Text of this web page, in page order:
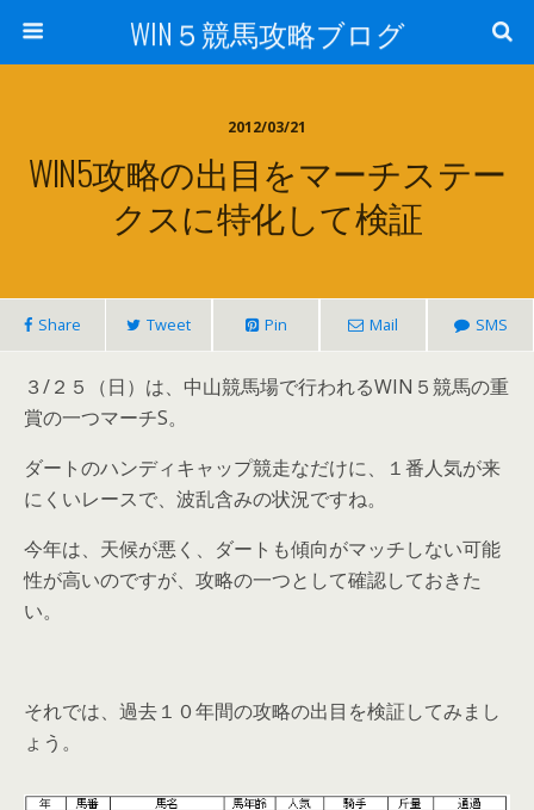
WIN５競馬攻略ブログ
2012/03/21
WIN5攻略の出目をマーチステー
クスに特化して検証
Share Tweet Pin Mail SMS
３/２５（日）は、中山競馬場で行われるWIN５競馬の重
賞の一つマーチS。
ダートのハンディキャップ競走なだけに、１番人気が来
にくいレースで、波乱含みの状況ですね。
今年は、天候が悪く、ダートも傾向がマッチしない可能
性が高いのですが、攻略の一つとして確認しておきた
い。
それでは、過去１０年間の攻略の出目を検証してみまし
ょう。